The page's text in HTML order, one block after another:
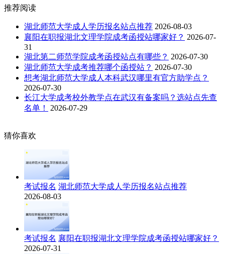
推荐阅读
湖北师范大学成人学历报名站点推荐 2026-08-03
襄阳在职报湖北文理学院成考函授站哪家好？ 2026-07-
31
湖北第二师范学院成考函授站点有哪些？ 2026-07-30
湖北师范大学成考推荐哪个函授站？ 2026-07-30
想考湖北师范大学成人本科武汉哪里有官方助学点？
2026-07-30
长江大学成考校外教学点在武汉有备案吗？选站点先查
名单！
2026-07-29
猜你喜欢
考试报名 湖北师范大学成人学历报名站点推荐
2026-08-03
考试报名 襄阳在职报湖北文理学院成考函授站哪家好？
2026-07-31